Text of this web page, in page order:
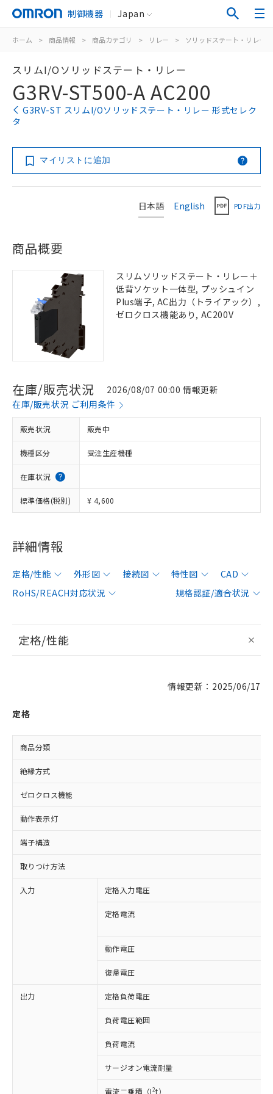
制御機器 Japan
ホーム > 商品情報 > 商品カテゴリ > リレー > ソリッドステート・リレー
スリムI/Oソリッドステート・リレー
G3RV-ST500-A AC200
G3RV-ST スリムI/Oソリッドステート・リレー 形式セレク
タ
マイリストに追加
日本語 English PDF出力
商品概要
スリムソリッドステート・リレー＋
低背ソケット一体型, プッシュイン
Plus端子, AC出力（トライアック）,
ゼロクロス機能あり, AC200V
在庫/販売状況
2026/08/07 00:00 情報更新
在庫/販売状況 ご利用条件
販売状況 販売中
機種区分 受注生産機種
在庫状況
標準価格(税別) ¥ 4,600
詳細情報
定格/性能 外形図 接続図 特性図
CAD
RoHS/REACH対応状況
規格認証/適合状況
定格/性能
情報更新：2025/06/17
定格
商品分類
絶縁方式
ゼロクロス機能
動作表示灯
端子構造
取りつけ方法
入力 定格入力電圧
定格電流
動作電圧
復帰電圧
出力 定格負荷電圧
負荷電圧範囲
負荷電流
サージオン電流耐量
電流二乗積（I2t）
※1 対応状況
非含有に対応した製品が提供可能な商品で
対応予定：EU RoHS指令（10物質）の非含